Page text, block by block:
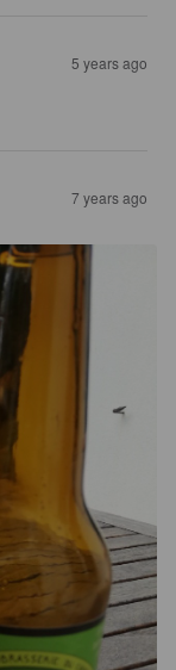
5 years ago
7 years ago